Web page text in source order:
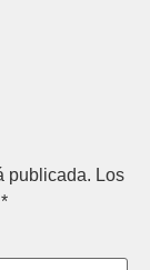
publicada. Los
*